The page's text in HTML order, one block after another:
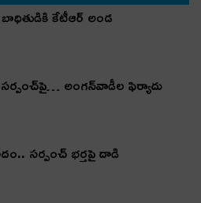
కేటీఆర్ అండ
అంగ‌న్‌వాడీల ఫిర్యాదు
స‌ర్పంచ్ భ‌ర్త‌పై దాడి